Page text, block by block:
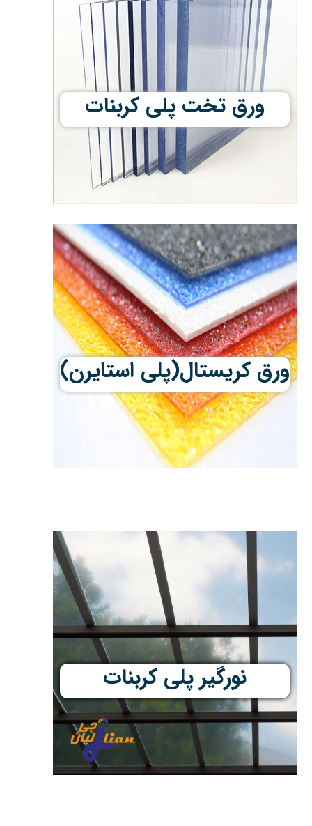
ورق تخت پلی کربنات
ورق کریستال(پلی استایرن)
نورگیر پلی کربنات